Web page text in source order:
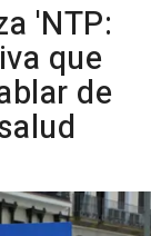
'NTP:
que
de